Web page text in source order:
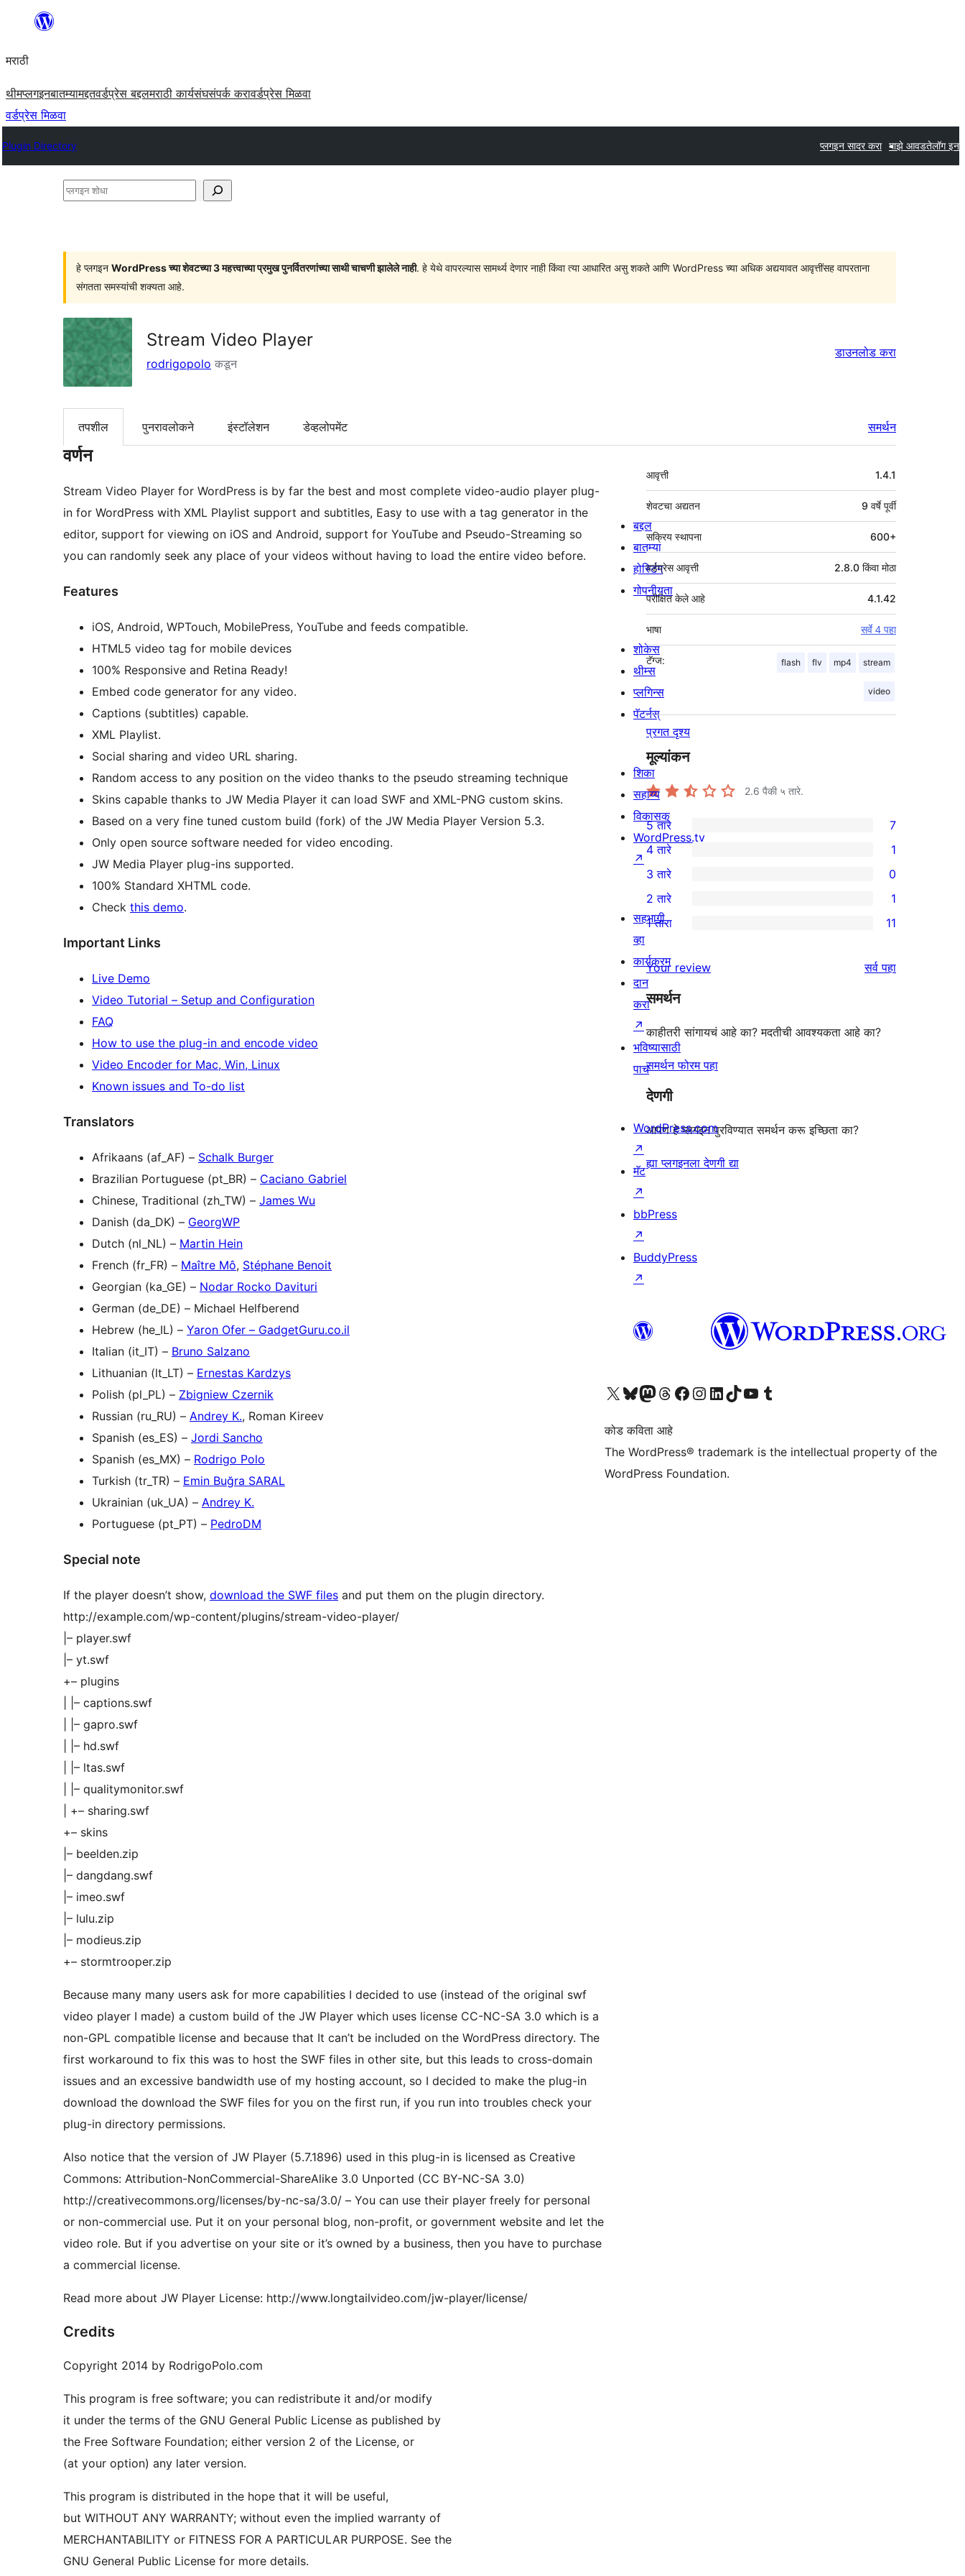
सामुग्रीवर
मराठी
थीमप्लगइनबातम्यामद्दतवर्डप्रेस बद्दलमराठी कार्यसंघसंपर्क करावर्डप्रेस मिळवा
वर्डप्रेस मिळवा
Plugin Directory प्लगइन सादर करा माझे आवडतेलॉग इन
प्लगइन
हे प्लगइन WordPress च्या शेवटच्या 3 महत्त्वाच्या प्रमुख पुनर्वितरणांच्या साथी चाचणी झालेले नाही. हे येथे वापरल्यास सामर्थ्य देणार नाही किंवा त्या आधारित असु शकते आणि WordPress च्या अधिक अद्ययावत आवृत्तींसह वापरताना
संगतता समस्यांची शक्यता आहे.
Stream Video Player
rodrigopolo कडून
डाउनलोड करा
तपशील पुनरावलोकने इंस्टॉलेशन डेव्हलोपमेंट समर्थन
वर्णन
Stream Video Player for WordPress is by far the best and most complete video-audio player plug-
in for WordPress with XML Playlist support and subtitles, Easy to use with a tag generator in the
editor, support for viewing on iOS and Android, support for YouTube and Pseudo-Streaming so
you can randomly seek any place of your videos without having to load the entire video before.
Features
iOS, Android, WPTouch, MobilePress, YouTube and feeds compatible.
HTML5 video tag for mobile devices
100% Responsive and Retina Ready!
Embed code generator for any video.
Captions (subtitles) capable.
XML Playlist.
Social sharing and video URL sharing.
Random access to any position on the video thanks to the pseudo streaming technique
Skins capable thanks to JW Media Player it can load SWF and XML-PNG custom skins.
Based on a very fine tuned custom build (fork) of the JW Media Player Version 5.3.
Only open source software needed for video encoding.
JW Media Player plug-ins supported.
100% Standard XHTML code.
Check this demo.
Important Links
Live Demo
Video Tutorial – Setup and Configuration
FAQ
How to use the plug-in and encode video
Video Encoder for Mac, Win, Linux
Known issues and To-do list
Translators
Afrikaans (af_AF) – Schalk Burger
Brazilian Portuguese (pt_BR) – Caciano Gabriel
Chinese, Traditional (zh_TW) – James Wu
Danish (da_DK) – GeorgWP
Dutch (nl_NL) – Martin Hein
French (fr_FR) – Maître Mô, Stéphane Benoit
Georgian (ka_GE) – Nodar Rocko Davituri
German (de_DE) – Michael Helfberend
Hebrew (he_IL) – Yaron Ofer – GadgetGuru.co.il
Italian (it_IT) – Bruno Salzano
Lithuanian (lt_LT) – Ernestas Kardzys
Polish (pl_PL) – Zbigniew Czernik
Russian (ru_RU) – Andrey K., Roman Kireev
Spanish (es_ES) – Jordi Sancho
Spanish (es_MX) – Rodrigo Polo
Turkish (tr_TR) – Emin Buğra SARAL
Ukrainian (uk_UA) – Andrey K.
Portuguese (pt_PT) – PedroDM
Special note
If the player doesn’t show, download the SWF files and put them on the plugin directory.
http://example.com/wp-content/plugins/stream-video-player/
|– player.swf
|– yt.swf
+– plugins
| |– captions.swf
| |– gapro.swf
| |– hd.swf
| |– ltas.swf
| |– qualitymonitor.swf
| +– sharing.swf
+– skins
|– beelden.zip
|– dangdang.swf
|– imeo.swf
|– lulu.zip
|– modieus.zip
+– stormtrooper.zip
Because many many users ask for more capabilities I decided to use (instead of the original swf
video player I made) a custom build of the JW Player which uses license CC-NC-SA 3.0 which is a
non-GPL compatible license and because that It can’t be included on the WordPress directory. The
first workaround to fix this was to host the SWF files in other site, but this leads to cross-domain
issues and an excessive bandwidth use of my hosting account, so I decided to make the plug-in
download the download the SWF files for you on the first run, if you run into troubles check your
plug-in directory permissions.
Also notice that the version of JW Player (5.7.1896) used in this plug-in is licensed as Creative
Commons: Attribution-NonCommercial-ShareAlike 3.0 Unported (CC BY-NC-SA 3.0)
http://creativecommons.org/licenses/by-nc-sa/3.0/ – You can use their player freely for personal
or non-commercial use. Put it on your personal blog, non-profit, or government website and let the
video role. But if you advertise on your site or it’s owned by a business, then you have to purchase
a commercial license.
Read more about JW Player License: http://www.longtailvideo.com/jw-player/license/
Credits
Copyright 2014 by RodrigoPolo.com
This program is free software; you can redistribute it and/or modify
it under the terms of the GNU General Public License as published by
the Free Software Foundation; either version 2 of the License, or
(at your option) any later version.
This program is distributed in the hope that it will be useful,
but WITHOUT ANY WARRANTY; without even the implied warranty of
MERCHANTABILITY or FITNESS FOR A PARTICULAR PURPOSE. See the
GNU General Public License for more details.
मेटा
आवृत्ती 1.4.1
शेवटचा अद्यतन 9 वर्षे पूर्वी
सक्रिय स्थापना 600+
वर्डप्रेस आवृत्ती 2.8.0 किंवा मोठा
परीक्षित केले आहे 4.1.42
भाषा सर्वे 4 पहा
टॅग्ज: flash flv mp4 stream
video
प्रगत दृश्य
मूल्यांकन
2.6 पैकी ५ तारे.
7
5-
तारांकित
परीक्षणे
5 तारे 7
4-
तारांकित
पुनरावलोकन
4 तारे 1
0
3-
तारांकित
3 तारे 0
2-
तारांकित
पुनरावलोकन
2 तारे 1
1-
तारांकित
परीक्षणे
1 तारा 11
Your review सर्वपुनरावलोकने
पहा
समर्थन
काहीतरी सांगायचं आहे का? मदतीची आवश्यकता आहे का?
समर्थन फोरम पहा
देणगी
आपण हे प्लगइन पुरविण्यात समर्थन करू इच्छिता का?
ह्या प्लगइनला देणगी द्या
बद्दल
बातम्या
होस्टिंग
गोपनीयता
शोकेस
थीम्स
प्लगिन्स
पॅटर्नस्
शिका
सहाय्य
विकासक
WordPress.tv
↗
सहभागी
व्हा
कार्यक्रम
दान
करा
↗
भविष्यासाठी
पाच
WordPress.com
↗
मॅट
↗
bbPress
↗
BuddyPress
↗
आमच्या X (एक्स) (पूर्वीचे ट्विटर) खात्याला भेट द्या आमच्या ब्लूस्की खात्याला भेट द्या.आमच्या Mastodon खात्याला भेट द्या.आमच्या थ्रेड्स खात्याला भेट द्या. आमच्या फेसबुक पेजला भेट द्या आमच्या इंस्टाग्राम खात्याला भेट द्या आमच्या लिंक्डइन खात्याला भेट द्या आमच्या टिकटॉक अकाउंटला भेट द्या.आमच्या यूट्यूब चॅनेलला भेट द्या आमच्या टंबलर खात्याला भेट द्या.
कोड कविता आहे
The WordPress® trademark is the intellectual property of the
WordPress Foundation.